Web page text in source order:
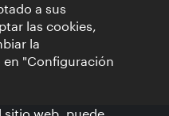
a sus
las cookies,
la
"Configuración